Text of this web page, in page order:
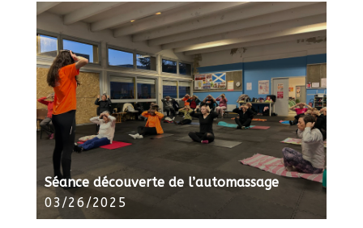
Séance découverte de l’automassage
03/26/2025